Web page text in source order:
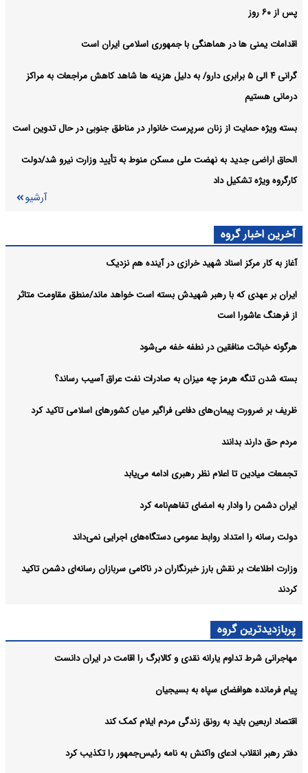
پس از ۶۰ روز
اقدامات یمنی ها در هماهنگی با جمهوری اسلامی ایران است
گرانی ۴ الی ۵ برابری دارو/ به دلیل هزینه ها شاهد کاهش مراجعات به مراکز
درمانی هستیم
بسته ویژه حمایت از زنان سرپرست خانوار در مناطق جنوبی در حال تدوین است
الحاق اراضی جدید به نهضت ملی مسکن منوط به تأیید وزارت نیرو شد/دولت
کارگروه ویژه تشکیل داد
آرشیو
آخرین اخبار گروه
آغاز به کار مرکز اسناد شهید خرازی در آینده هم نزدیک
ایران بر عهدی که با رهبر شهیدش بسته است خواهد ماند/منطق مقاومت متاثر
از فرهنگ عاشورا است
هرگونه خباثت منافقین در نطفه خفه می‌شود
بسته شدن تنگه هرمز چه میزان به صادرات نفت عراق آسیب رساند؟
ظریف بر ضرورت پیمان‌های دفاعی فراگیر میان کشورهای اسلامی تاکید کرد
مردم حق دارند بدانند
تجمعات میادین تا اعلام نظر رهبری ادامه می‌یابد
ایران دشمن را وادار به امضای تفاهم‌نامه کرد
دولت رسانه را امتداد روابط عمومی دستگاه‌های اجرایی نمی‌داند
وزارت اطلاعات بر نقش بارز خبرنگاران در ناکامی سربازان رسانه‌ای دشمن تاکید
کردند
پربازدیدترین گروه
مهاجرانی شرط تداوم یارانه نقدی و کالابرگ را اقامت در ایران دانست
پیام فرمانده هوافضای سپاه به بسیجیان
اقتصاد اربعین باید به رونق زندگی مردم ایلام کمک کند
دفتر رهبر انقلاب ادعای واکنش به نامه رئیس‌جمهور را تکذیب کرد